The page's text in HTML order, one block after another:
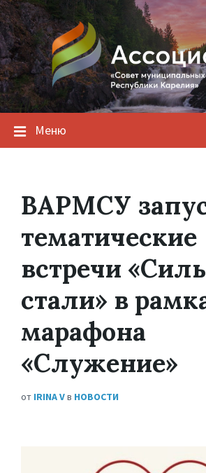
Меню
ВАРМСУ
тематические
встречи
стали» в
марафона
«Служение»
от IRINA Vв НОВОСТИ